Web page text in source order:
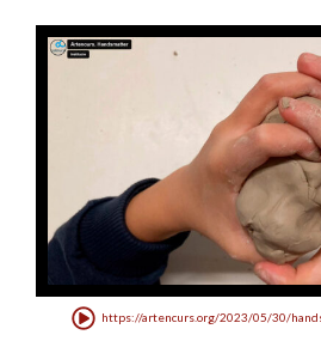
https://artencurs.org/2023/05/30/